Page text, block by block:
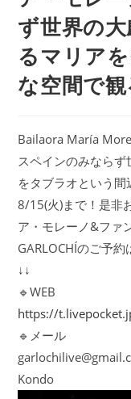
ず世界の
るマリア
な空間で
Bailaora María
スペインのみなら
をタブラオという間
8/15(火)まで！是非
ア・モレーノ&ファ
GARLOCHÍのご予約
↓↓
🔹WEB
https://
🔹メール
Kondo